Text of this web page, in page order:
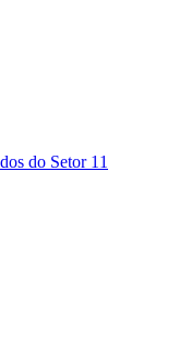
do Setor 11